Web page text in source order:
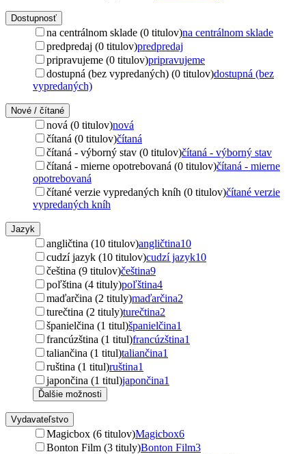
Dostupnosť
na centrálnom sklade (0 titulov)na centrálnom sklade
predpredaj (0 titulov)predpredaj
pripravujeme (0 titulov)pripravujeme
dostupná (bez vypredaných) (0 titulov)dostupná (bez
vypredaných)
Nové / čítané
nová (0 titulov)nová
čítaná (0 titulov)čítaná
čítaná - výborný stav (0 titulov)čítaná - výborný stav
čítaná - mierne opotrebovaná (0 titulov)čítaná - mierne
opotrebovaná
čítané verzie vypredaných kníh (0 titulov)čítané verzie
vypredaných kníh
Jazyk
angličtina (10 titulov)angličtina10
cudzí jazyk (10 titulov)cudzí jazyk10
čeština (9 titulov)čeština9
poľština (4 tituly)poľština4
maďarčina (2 tituly)maďarčina2
turečtina (2 tituly)turečtina2
španielčina (1 titul)španielčina1
francúzština (1 titul)francúzština1
taliančina (1 titul)taliančina1
ruština (1 titul)ruština1
japončina (1 titul)japončina1
Ďalšie možnosti
Vydavateľstvo
Magicbox (6 titulov)Magicbox6
Bonton Film (3 tituly)Bonton Film3